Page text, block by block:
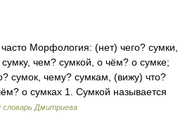
Морфология: (нет) чего? сумки,
чем? сумкой, о чём? о сумке;
сумок, чему? сумкам, (вижу) что?
о сумках 1. Сумкой называется
словарь Дмитриева